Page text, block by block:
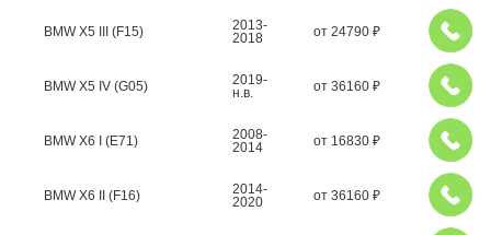
BMW X5 III (F15)
2013-
2018
от 24790 ₽
BMW X5 IV (G05)
2019-
н.в.
от 36160 ₽
BMW X6 I (E71)
2008-
2014
от 16830 ₽
BMW X6 II (F16)
2014-
2020
от 36160 ₽